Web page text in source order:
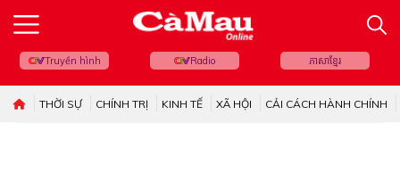
Truyền hình Radio ភាសាខ្មែរ
THỜI SỰ CHÍNH TRỊ KINH TẾ XÃ HỘI CẢI CÁCH HÀNH CHÍNH